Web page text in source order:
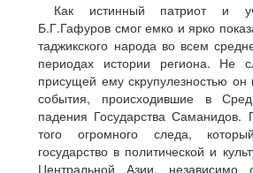
Как истинный патриот и
Б.Г.Гафуров смог емко и ярко
таджикского народа во всем
периодах истории региона. Не
присущей ему скрупулезностью он
события, происходившие в
падения Государства Саманидов.
того огромного следа,
государство в политической и
Центральной Азии, независимо